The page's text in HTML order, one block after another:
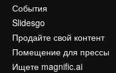
События
Slidesgo
Продайте свой контент
Помещение для прессы
Ищете magnific.ai